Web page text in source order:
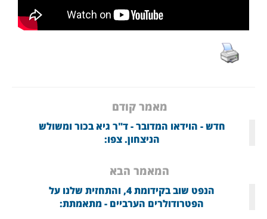
מאמר קודם
חדש - הוידאו המדובר - ד"ר גיא בכור ומשולש
הניצחון. צפו:
המאמר הבא
הנפט שוב בקידומת 4, והתחזית שלנו על
הפטרודולרים הערביים - מתאמתת: